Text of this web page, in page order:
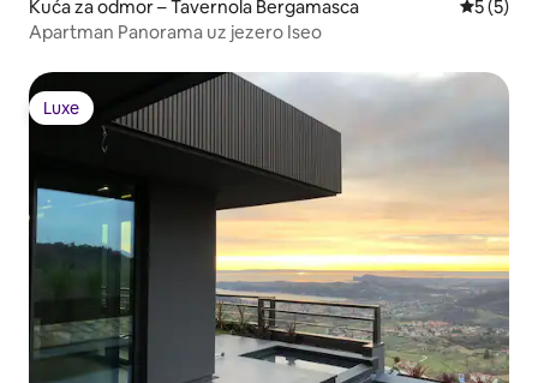
Kuća za odmor – Tavernola Bergamasca
5 (5)
Apartman Panorama uz jezero Iseo
Luxe
Luxe